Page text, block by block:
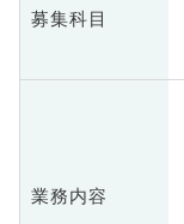
募集科目
業務内容